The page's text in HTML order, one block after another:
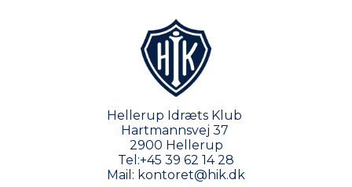
Hellerup Idræts Klub
Hartmannsvej 37
2900 Hellerup
Tel:+45 39 62 14 28
Mail: kontoret@hik.dk